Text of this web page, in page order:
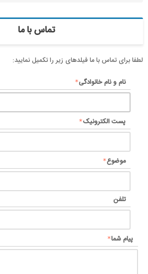
تماس با ما
لطفا برای تماس با ما فیلدهای زیر را تکمیل نمایید:
نام و نام خانوادگی
پست الکترونیک
موضوع
تلفن
پیام شما